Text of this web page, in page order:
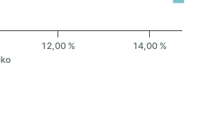
12,00 % 14,00 %